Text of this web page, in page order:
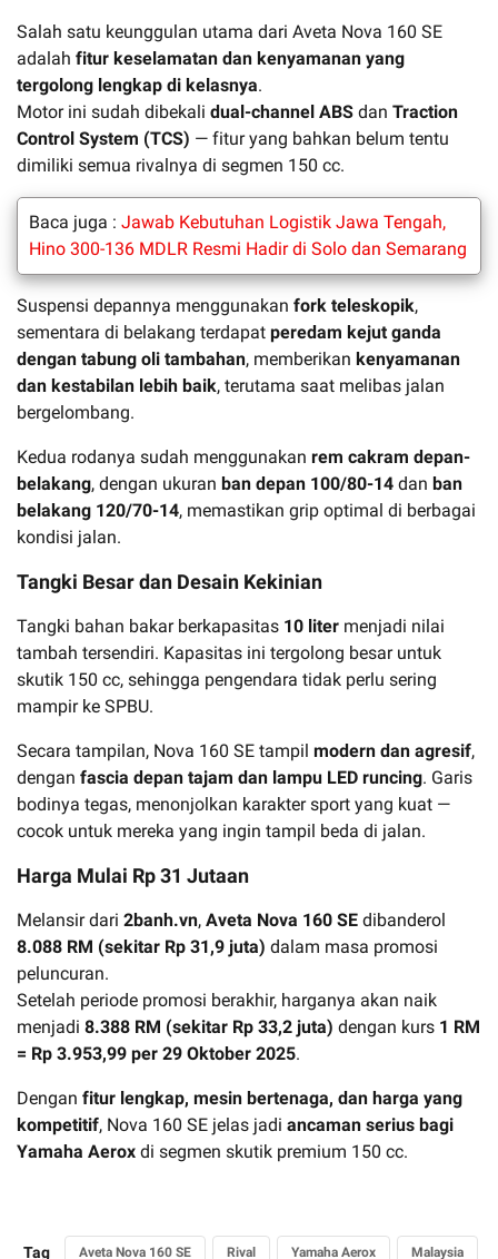
Salah satu keunggulan utama dari Aveta Nova 160 SE
adalah fitur keselamatan dan kenyamanan yang
tergolong lengkap di kelasnya.
Motor ini sudah dibekali dual-channel ABS dan Traction
Control System (TCS) — fitur yang bahkan belum tentu
dimiliki semua rivalnya di segmen 150 cc.
Baca juga : Jawab Kebutuhan Logistik Jawa Tengah,
Hino 300-136 MDLR Resmi Hadir di Solo dan Semarang
Suspensi depannya menggunakan fork teleskopik,
sementara di belakang terdapat peredam kejut ganda
dengan tabung oli tambahan, memberikan kenyamanan
dan kestabilan lebih baik, terutama saat melibas jalan
bergelombang.
Kedua rodanya sudah menggunakan rem cakram depan-
belakang, dengan ukuran ban depan 100/80-14 dan ban
belakang 120/70-14, memastikan grip optimal di berbagai
kondisi jalan.
Tangki Besar dan Desain Kekinian
Tangki bahan bakar berkapasitas 10 liter menjadi nilai
tambah tersendiri. Kapasitas ini tergolong besar untuk
skutik 150 cc, sehingga pengendara tidak perlu sering
mampir ke SPBU.
Secara tampilan, Nova 160 SE tampil modern dan agresif,
dengan fascia depan tajam dan lampu LED runcing. Garis
bodinya tegas, menonjolkan karakter sport yang kuat —
cocok untuk mereka yang ingin tampil beda di jalan.
Harga Mulai Rp 31 Jutaan
Melansir dari 2banh.vn, Aveta Nova 160 SE dibanderol
8.088 RM (sekitar Rp 31,9 juta) dalam masa promosi
peluncuran.
Setelah periode promosi berakhir, harganya akan naik
menjadi 8.388 RM (sekitar Rp 33,2 juta) dengan kurs 1 RM
= Rp 3.953,99 per 29 Oktober 2025.
Dengan fitur lengkap, mesin bertenaga, dan harga yang
kompetitif, Nova 160 SE jelas jadi ancaman serius bagi
Yamaha Aerox di segmen skutik premium 150 cc.
Tag Aveta Nova 160 SE Rival Yamaha Aerox Malaysia